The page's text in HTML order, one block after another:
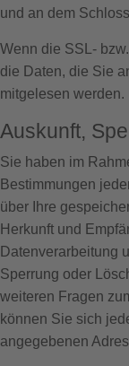
und an dem
Wenn die SSL-
die Daten, die Sie
mitgelesen werden.
Auskunft,
Sie haben im
Bestimmungen
über Ihre
Herkunft und
Datenverarbeitung
Sperrung oder
weiteren Fragen
können Sie sich
angegebenen